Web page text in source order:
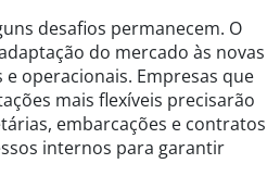
desafios permanecem. O
do mercado às novas
operacionais. Empresas que
mais flexíveis precisarão
embarcações e contratos
internos para garantir